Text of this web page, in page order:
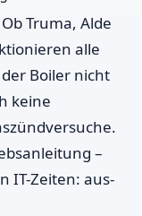
Truma, Alde
alle
Boiler nicht
keine
–
IT-Zeiten: aus-